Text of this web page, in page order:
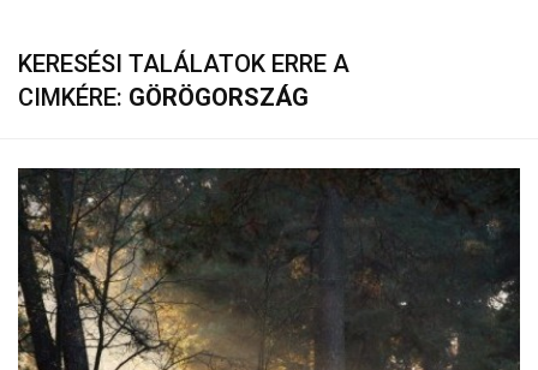
KERESÉSI TALÁLATOK ERRE A
CIMKÉRE: GÖRÖGORSZÁG